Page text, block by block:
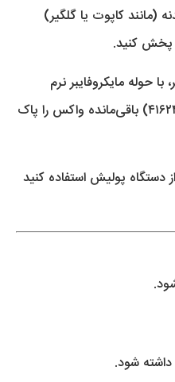
(مانند کاپوت یا گلگیر)
پخش کنید.
مایکروفایبر نرم
سوناکس (کد ۴۵۰۷۰۰ یا ۴۱۶۲۴۱) باقی‌مانده واکس را پاک
دستگاه پولیش استفاده کنید
شود.